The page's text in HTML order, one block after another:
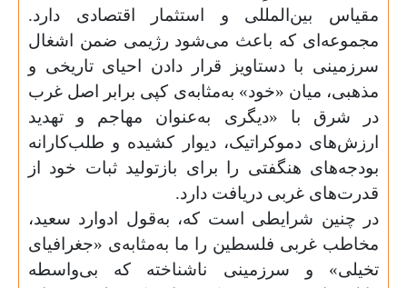
مقیاس بین‌المللی و استثمار اقتصادی دارد.
مجموعه‌ای که باعث می‌شود رژیمی ضمن اشغال
سرزمینی با دستاویز قرار دادن احیای تاریخی و
مذهبی، میان «خود» به‌مثابه‌ی کپی برابر اصل غرب
در شرق با «دیگری به‌عنوان مهاجم و تهدید
ارزش‌های دموکراتیک، دیوار کشیده و طلب‌کارانه
بودجه‌های هنگفتی را برای بازتولید ثبات خود از
قدرت‌های غربی دریافت دارد.
در چنین شرایطی است که، به‌قول ادوارد سعید،
مخاطب غربی فلسطین را ما به‌مثابه‌ی «جغرافیای
تخیلی» و سرزمینی ناشناخته که بی‌واسطه